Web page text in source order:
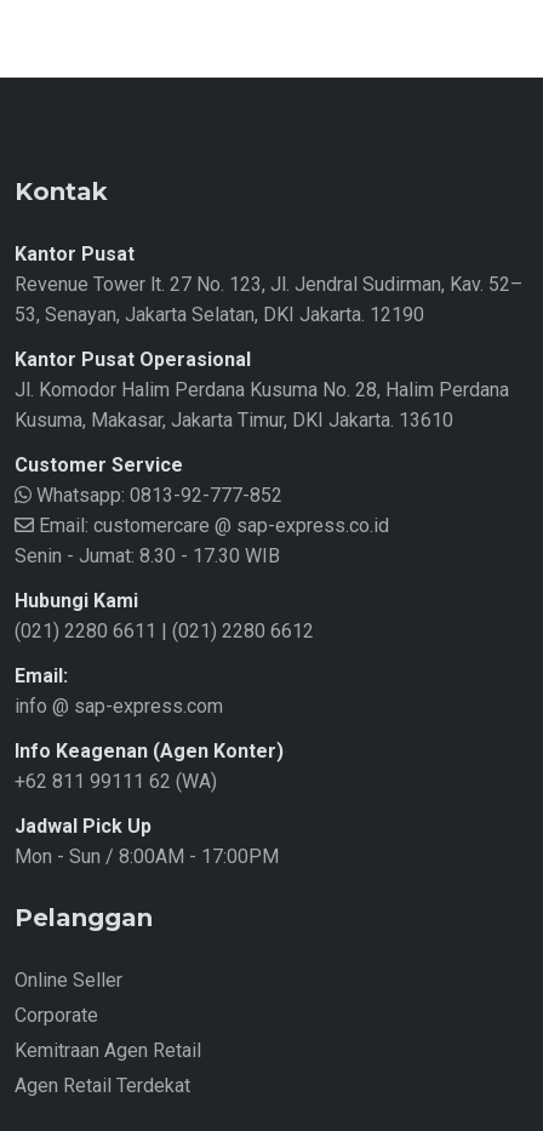
Kontak
Kantor Pusat
Revenue Tower lt. 27 No. 123, Jl. Jendral Sudirman, Kav. 52–
53, Senayan, Jakarta Selatan, DKI Jakarta. 12190
Kantor Pusat Operasional
Jl. Komodor Halim Perdana Kusuma No. 28, Halim Perdana
Kusuma, Makasar, Jakarta Timur, DKI Jakarta. 13610
Customer Service
Whatsapp: 0813-92-777-852
Email: customercare @ sap-express.co.id
Senin - Jumat: 8.30 - 17.30 WIB
Hubungi Kami
(021) 2280 6611
(021) 2280 6612
Email:
info @ sap-express.com
Info Keagenan (Agen Konter)
+62 811 99111 62 (WA)
Jadwal Pick Up
Mon - Sun / 8:00AM - 17:00PM
Pelanggan
Online Seller
Corporate
Kemitraan Agen Retail
Agen Retail Terdekat